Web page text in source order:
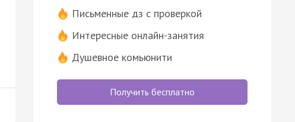
Письменные дз с проверкой
Интересные онлайн-занятия
Душевное комьюнити
Получить бесплатно